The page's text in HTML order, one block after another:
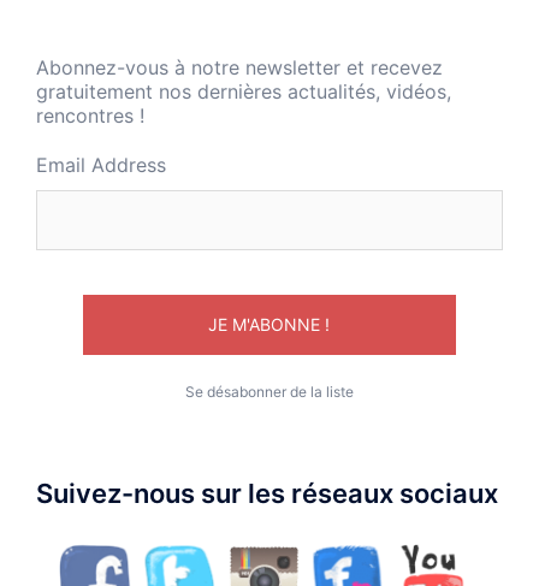
Abonnez-vous à notre newsletter et recevez
gratuitement nos dernières actualités, vidéos,
rencontres !
Email Address
Se désabonner de la liste
Suivez-nous sur les réseaux sociaux